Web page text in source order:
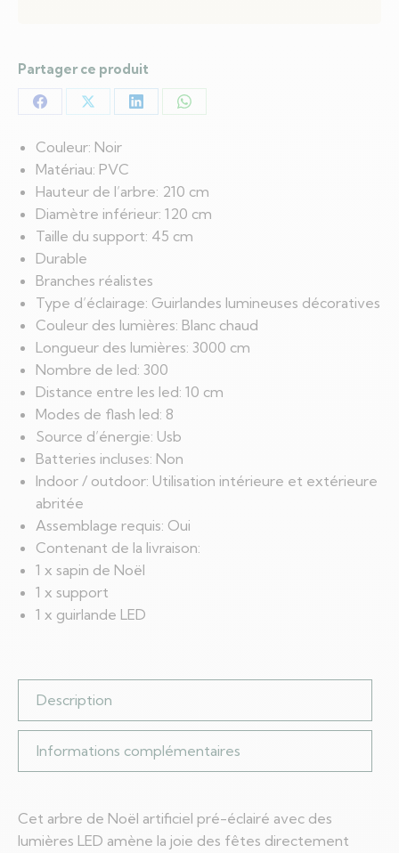
Couleur: Noir
Matériau: PVC
Hauteur de l’arbre: 210 cm
Diamètre inférieur: 120 cm
Taille du support: 45 cm
Durable
Branches réalistes
Type d’éclairage: Guirlandes lumineuses décoratives
Couleur des lumières: Blanc chaud
Longueur des lumières: 3000 cm
Nombre de led: 300
Distance entre les led: 10 cm
Modes de flash led: 8
Source d’énergie: Usb
Batteries incluses: Non
Indoor / outdoor: Utilisation intérieure et extérieure
abritée
Assemblage requis: Oui
Contenant de la livraison:
1 x sapin de Noël
1 x support
1 x guirlande LED
Partager ce produit
Partager
sur
Facebook
Partager
sur
X
PartagerPartager
Description
Informations complémentaires
Cet arbre de Noël artificiel pré-éclairé avec des
lumières LED amène la joie des fêtes directement